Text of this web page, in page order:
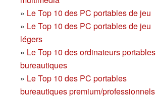
» Le Top 10 des PC portables de jeu
» Le Top 10 des PC portables de jeu
légers
» Le Top 10 des ordinateurs portables
bureautiques
» Le Top 10 des PC portables
bureautiques premium/professionnels